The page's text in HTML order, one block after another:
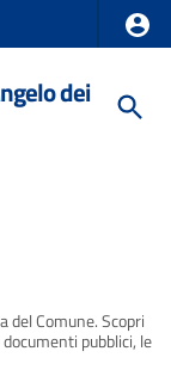
dei
Comune. Scopri
pubblici, le